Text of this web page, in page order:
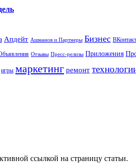
Апдейт Ашманов и Партнеры Бизнес
Отзывы Пресс-релизы Приложения
игры маркетинг ремонт
ссылкой на страницу статьи.